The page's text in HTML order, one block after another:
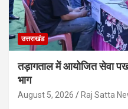
उत्तराखंड
तड़ागताल में आयोजित सेवा
भाग
August 5, 2026 Raj Satta